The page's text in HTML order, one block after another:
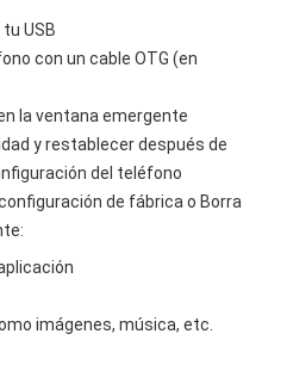
USB
con un cable OTG (en
la ventana emergente
y restablecer después de
del teléfono
de fábrica o Borra
imágenes, música, etc.